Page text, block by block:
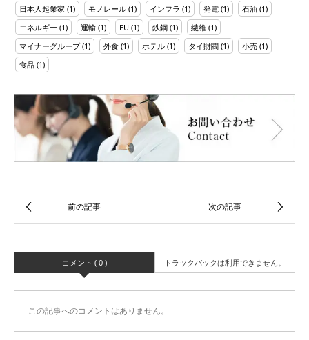
日本人起業家 (1) モノレール (1) インフラ (1) 発電 (1) 石油 (1)
エネルギー (1) 運輸 (1) EU (1) 鉄鋼 (1) 繊維 (1)
マイナーグループ(1) 外食 (1) ホテル (1) タイ財閥 (1) 小売 (1)
食品 (1)
コメント ( 0 ) トラックバックは利用できません。
この記事へのコメントはありません。